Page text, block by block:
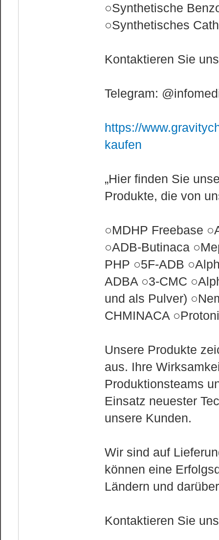
○Synthetische
○Synthetisches
Kontaktieren Sie
Telegram:
https://
kaufen
„Hier finden Sie
Produkte, die von
○MDHP Freebase
○ADB-Butinaca
PHP ○5F-ADB
ADBA ○3-CMC
und als Pulver)
CHMINACA
Unsere Produkte
aus. Ihre
Produktionsteams
Einsatz neuester
unsere Kunden.
Wir sind auf
können eine
Ländern und
Kontaktieren Sie